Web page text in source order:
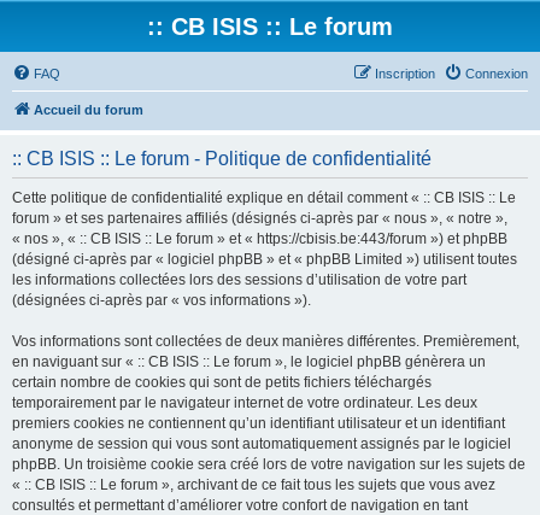
:: CB ISIS :: Le forum
FAQ Connexion
Inscription
Accueil du forum
:: CB ISIS :: Le forum - Politique de confidentialité
Cette politique de confidentialité explique en détail comment « :: CB ISIS :: Le
forum » et ses partenaires affiliés (désignés ci-après par « nous », « notre »,
« nos », « :: CB ISIS :: Le forum » et « https://cbisis.be:443/forum ») et phpBB
(désigné ci-après par « logiciel phpBB » et « phpBB Limited ») utilisent toutes
les informations collectées lors des sessions d’utilisation de votre part
(désignées ci-après par « vos informations »).
Vos informations sont collectées de deux manières différentes. Premièrement,
en naviguant sur « :: CB ISIS :: Le forum », le logiciel phpBB génèrera un
certain nombre de cookies qui sont de petits fichiers téléchargés
temporairement par le navigateur internet de votre ordinateur. Les deux
premiers cookies ne contiennent qu’un identifiant utilisateur et un identifiant
anonyme de session qui vous sont automatiquement assignés par le logiciel
phpBB. Un troisième cookie sera créé lors de votre navigation sur les sujets de
« :: CB ISIS :: Le forum », archivant de ce fait tous les sujets que vous avez
consultés et permettant d’améliorer votre confort de navigation en tant